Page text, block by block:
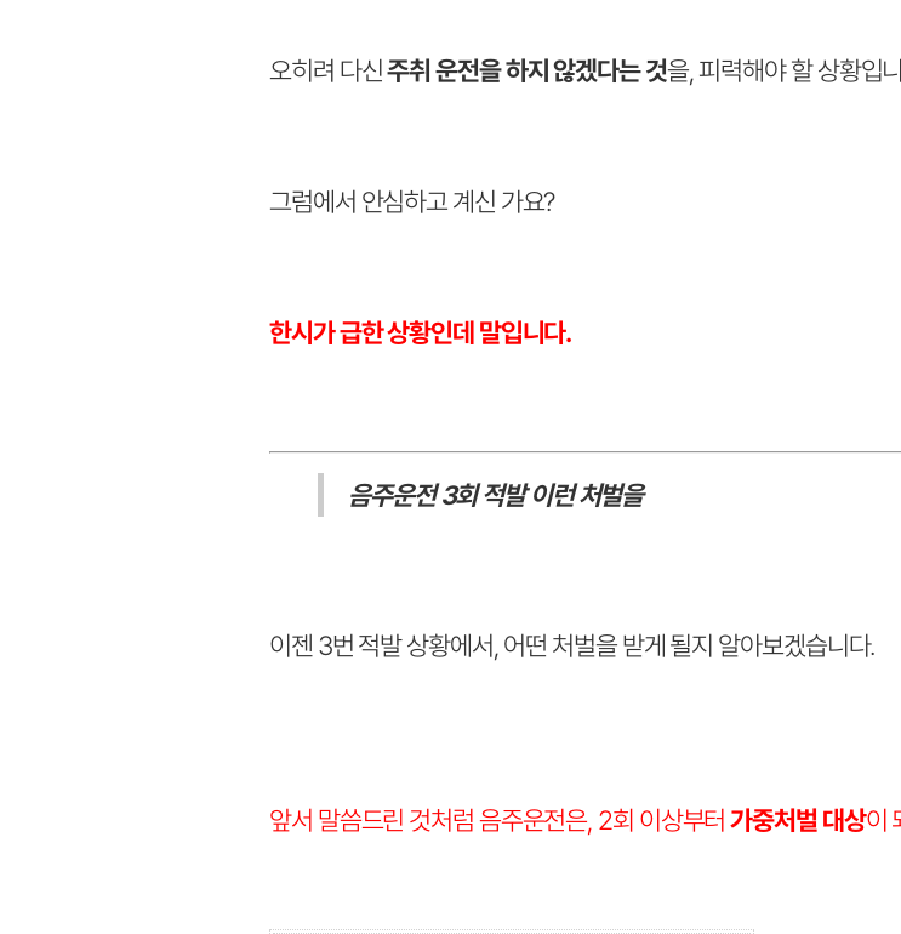
오히려 다신주취 운전을 하지 않겠다는 것을, 피력해야 할 상황입
그럼에서 안심하고 계신 가요?
한시가 급한 상황인데 말입니다.
음주운전 3회 적발 이런 처벌을
이젠 3번 적발 상황에서, 어떤 처벌을 받게 될지 알아보겠습니다.
앞서 말씀드린 것처럼 음주운전은, 2회 이상부터가중처벌 대상이